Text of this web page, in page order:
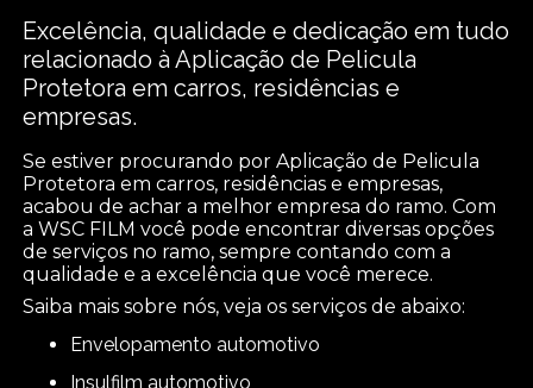
Excelência, qualidade e dedicação em tudo
relacionado à Aplicação de Pelicula
Protetora em carros, residências e
empresas.
Se estiver procurando por Aplicação de Pelicula
Protetora em carros, residências e empresas,
acabou de achar a melhor empresa do ramo. Com
a WSC FILM você pode encontrar diversas opções
de serviços no ramo, sempre contando com a
qualidade e a excelência que você merece.
Saiba mais sobre nós, veja os serviços de abaixo:
envelopamento automotivo
insulfilm automotivo